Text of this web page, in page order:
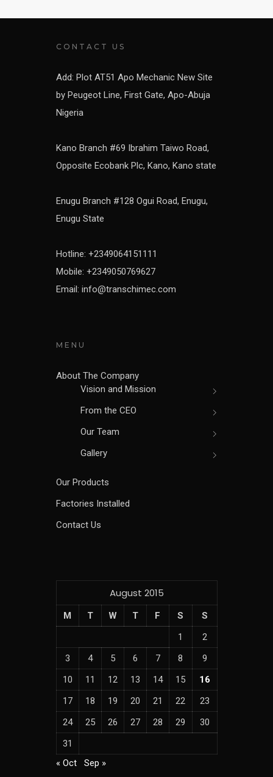
CONTACT US
Add: Plot AT51 Apo Mechanic New Site
by Peugeot Line, First Gate, Apo-Abuja
Nigeria
Kano Branch #69 Ibrahim Taiwo Road,
Opposite Ecobank Plc, Kano, Kano state
Enugu Branch #128 Ogui Road, Enugu,
Enugu State
Hotline: +2349064151111
Mobile: +2349050769627
Email: info@transchimec.com
MENU
About The Company
Vision and Mission
From the CEO
Our Team
Gallery
Our Products
Factories Installed
Contact Us
August 2015
M T W T F S
S
1
2
3
4 5 6 7 8
9
10
11 12 13 14 15
16
17
18 19 20 21 22
23
24
25 26 27 28 29
30
31
« Oct
Sep »